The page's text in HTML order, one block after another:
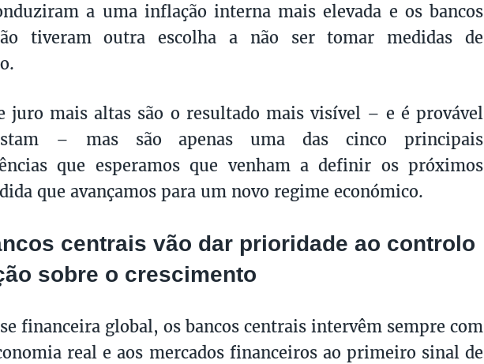
a uma inflação interna mais elevada e os bancos
tiveram outra escolha a não ser tomar medidas de
juro mais altas são o resultado mais visível – e é provável
– mas são apenas uma das cinco principais
que esperamos que venham a definir os próximos
que avançamos para um novo regime económico.
centrais vão dar prioridade ao controlo
sobre o crescimento
financeira global, os bancos centrais intervêm sempre com
real e aos mercados financeiros ao primeiro sinal de